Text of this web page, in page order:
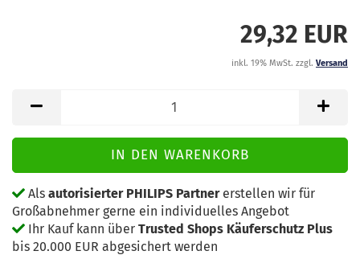
29,32 EUR
inkl. 19% MwSt. zzgl. Versand
Als autorisierter PHILIPS Partnererstellen wir für
Großabnehmer gerne ein individuelles Angebot
Ihr Kauf kann über Trusted Shops Käuferschutz Plus
bis 20.000 EUR abgesichert werden